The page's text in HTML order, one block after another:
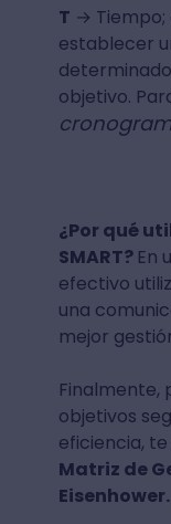
T → Tiempo;
establecer
objetivo.
¿Por qué
SMART? En
efectivo
una
mejor
Finalmente,
objetivos
eficiencia,
Matriz de
Eisenhower.